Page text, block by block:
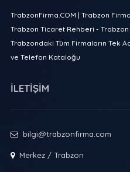
TrabzonFirma.COM | Trabzon
Trabzon Ticaret Rehberi - Trabzon
Trabzondaki Tüm Firmaların Tek
ve Telefon Kataloğu
İLETİŞİM
bilgi@trabzonfirma.com
Merkez / Trabzon